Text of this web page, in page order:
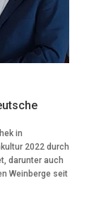
in
2022 durch
darunter auch
Weinberge seit